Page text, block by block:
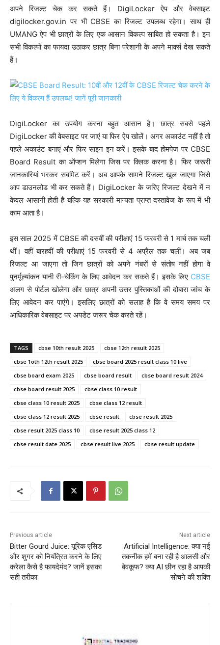
अपने रिजल्ट चेक कर सकते हैं। DigiLocker ऐप और वेबसाइट
digilocker.gov.in पर भी CBSE का रिजल्ट उपलब्ध रहेगा। साथ ही
UMANG ऐप भी छात्रों के लिए एक आसान विकल्प साबित हो सकता है। इन
सभी विकल्पों का फायदा उठाकर छात्र बिना परेशानी के अपने मार्क्स देख सकते
हैं।
DigiLocker का उपयोग करना बहुत आसान है। छात्र सबसे पहले
DigiLocker की वेबसाइट पर जाएं या फिर ऐप खोलें। अगर अकाउंट नहीं है तो
पहले अकाउंट बनाएं और फिर साइन इन करें। इसके बाद होमपेज पर CBSE
Board Result का ऑप्शन मिलेगा जिस पर क्लिक करना है। फिर जरूरी
जानकारियां भरकर सबमिट करें। अब आपके सामने रिजल्ट खुल जाएगा जिसे
आप डाउनलोड भी कर सकते हैं। DigiLocker के जरिए रिजल्ट देखने में न
केवल आसानी होती है बल्कि यह सरकारी मान्यता प्राप्त दस्तावेज के रूप में भी
काम आता है।
इस साल 2025 में CBSE की दसवीं की परीक्षाएं 15 फरवरी से 1 मार्च तक चली
थीं। वहीं बारहवीं की परीक्षाएं 15 फरवरी से 4 अप्रैल तक चलीं। अब जब
रिजल्ट आ जाएगा तो जिन छात्रों को अपने नंबरों से संतोष नहीं होगा वे
पुनर्मूल्यांकन यानी री-चेकिंग के लिए आवेदन कर सकते हैं। इसके लिए CBSE
अलग से पोर्टल खोलेगा और छात्र अपनी उत्तर पुस्तिकाओं की दोबारा जांच के
लिए आवेदन कर पाएंगे। इसलिए छात्रों को सलाह है कि वे समय समय पर
आधिकारिक वेबसाइट पर अपडेट जरूर चेक करते रहें।
TAGS cbse 10th result 2025
cbse 12th result 2025
cbse 1oth 12th result 2025
cbse board 2025 result class 10 live
cbse board exam 2025
cbse board result
cbse board result 2024
cbse board result 2025
cbse class 10 result
cbse class 10 result 2025
cbse class 12 result
cbse class 12 result 2025
cbse result
cbse result 2025
cbse result 2025 class 10
cbse result 2025 class 12
cbse result date 2025
cbse result live 2025 cbse result update
Previous article
Bitter Gourd Juice: यूरिक एसिड
और शुगर को नियंत्रित करने के लिए
करेला कैसे है फायदेमंद? जानें इसका
सही तरीका
Next article
Artificial Intelligence: क्या नई
तकनीक हमें बना रही है आलसी और
बेवकूफ? क्या AI छीन रहा है आपकी
सोचने की शक्ति